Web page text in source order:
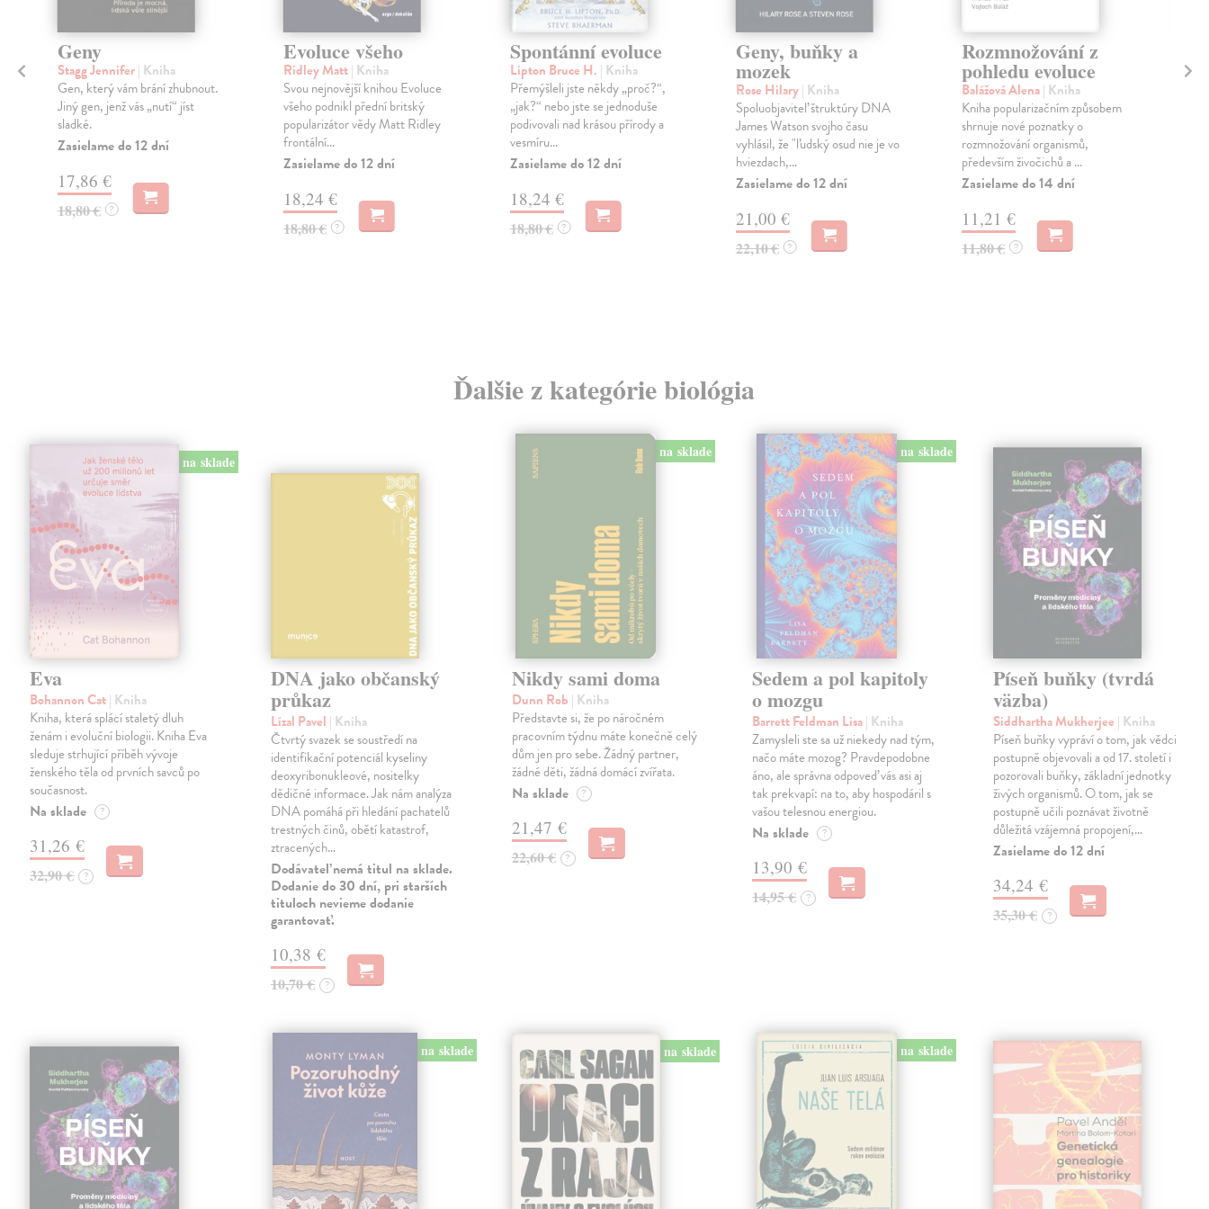
Geny
Stagg Jennifer| Kniha
Gen, který vám brání zhubnout.
Jiný gen, jenž vás „nutí“ jíst
sladké.
Zasielame do 12 dní
17,86 €
18,80 € ?
Evoluce všeho
Ridley Matt| Kniha
Svou nejnovější knihou Evoluce
všeho podnikl přední britský
popularizátor vědy Matt Ridley
frontální...
Zasielame do 12 dní
18,24 €
18,80 € ?
Spontánní evoluce
Lipton Bruce H. | Kniha
Přemýšleli jste někdy „proč?“,
„jak?“ nebo jste se jednoduše
podivovali nad krásou přírody a
vesmíru...
Zasielame do 12 dní
18,24 €
18,80 € ?
Geny, buňky a
mozek
Rose Hilary| Kniha
Spoluobjaviteľ štruktúry DNA
James Watson svojho času
vyhlásil, že "ľudský osud nie je vo
hviezdach,...
Zasielame do 12 dní
21,00 €
22,10 € ?
Rozmnožování z
pohledu evoluce
Balážová Alena| Kniha
Kniha popularizačním způsobem
shrnuje nové poznatky o
rozmnožování organismů,
především živočichů a ...
Zasielame do 14 dní
11,21 €
11,80 € ?
Ďalšie z kategórie biológia
na sklade
Eva
Bohannon Cat| Kniha
Kniha, která splácí staletý dluh
ženám i evoluční biologii. Kniha Eva
sleduje strhující příběh vývoje
ženského těla od prvních savců po
současnost.
Na sklade ?
31,26 €
32,90 € ?
DNA jako občanský
průkaz
Lízal Pavel | Kniha
Čtvrtý svazek se soustředí na
identifikační potenciál kyseliny
deoxyribonukleové, nositelky
dědičné informace. Jak nám analýza
DNA pomáhá při hledání pachatelů
trestných činů, obětí katastrof,
ztracených…
Dodávateľ nemá titul na sklade.
Dodanie do 30 dní, pri starších
tituloch nevieme dodanie
garantovať.
10,38 €
10,70 € ?
na sklade
Nikdy sami doma
Dunn Rob | Kniha
Představte si, že po náročném
pracovním týdnu máte konečně celý
dům jen pro sebe. Žádný partner,
žádné děti, žádná domácí zvířata.
Na sklade ?
21,47 €
22,60 € ?
na sklade
Sedem a pol kapitoly
o mozgu
Barrett Feldman Lisa| Kniha
Zamysleli ste sa už niekedy nad tým,
načo máte mozog? Pravdepodobne
áno, ale správna odpoveď vás asi aj
tak prekvapí: na to, aby hospodáril s
vašou telesnou energiou.
Na sklade ?
13,90 €
14,95 € ?
Píseň buňky (tvrdá
väzba)
Siddhartha Mukherjee | Kniha
Píseň buňky vypráví o tom, jak vědci
postupně objevovali a od 17. století i
pozorovali buňky, základní jednotky
živých organismů. O tom, jak se
postupně učili poznávat životně
důležitá vzájemná propojení,…
Zasielame do 12 dní
34,24 €
35,30 € ?
na sklade na sklade na sklade